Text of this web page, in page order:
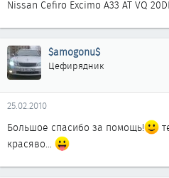
Nissan Cefiro Excimo A33 AT VQ
$amogonu$
Цефирядник
25.02.2010
Большое спасибо за помощь!
красяво...